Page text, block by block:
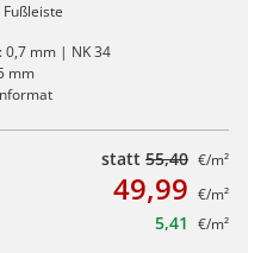
0,7 mm | NK 34
mm
statt 55,40 €/m²
49,99 €/m²
5,41 €/m²